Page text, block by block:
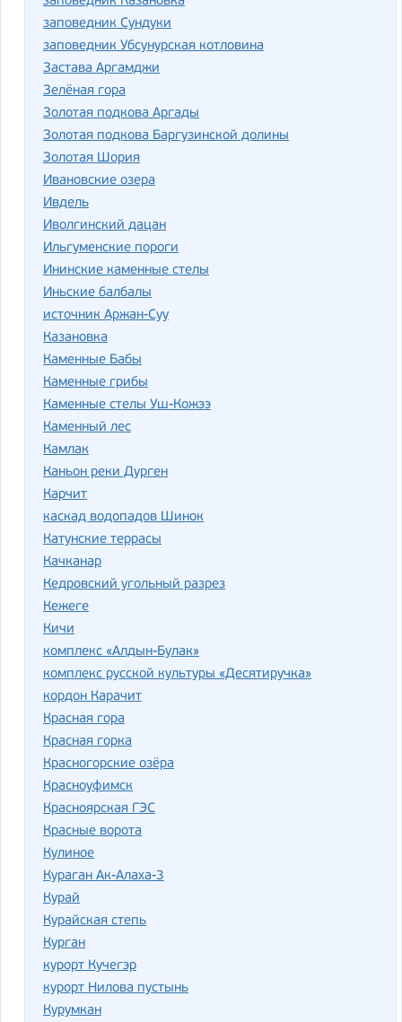
заповедник Сундуки
заповедник Убсунурская котловина
Застава Аргамджи
Зелёная гора
Золотая подкова Аргады
Золотая подкова Баргузинской долины
Золотая Шория
Ивановские озера
Ивдель
Иволгинский дацан
Ильгуменские пороги
Ининские каменные стелы
Иньские балбалы
источник Аржан-Суу
Казановка
Каменные Бабы
Каменные грибы
Каменные стелы Уш-Кожээ
Каменный лес
Камлак
Каньон реки Дурген
Карчит
каскад водопадов Шинок
Катунские террасы
Качканар
Кедровский угольный разрез
Кежеге
Кичи
комплекс «Алдын-Булак»
комплекс русской культуры «Десятиручка»
кордон Карачит
Красная гора
Красная горка
Красногорские озёра
Красноуфимск
Красноярская ГЭС
Красные ворота
Кулиное
Кураган Ак-Алаха-3
Курай
Курайская степь
Курган
курорт Кучегэр
курорт Нилова пустынь
Курумкан